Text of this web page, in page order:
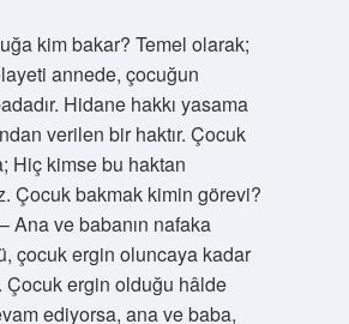
kim bakar? Temel olarak;
annede, çocuğun
Hidane hakkı yasama
verilen bir haktır. Çocuk
Hiç kimse bu haktan
Çocuk bakmak kimin görevi?
Ana ve babanın nafaka
çocuk ergin oluncaya kadar
Çocuk ergin olduğu hâlde
ediyorsa, ana ve baba,